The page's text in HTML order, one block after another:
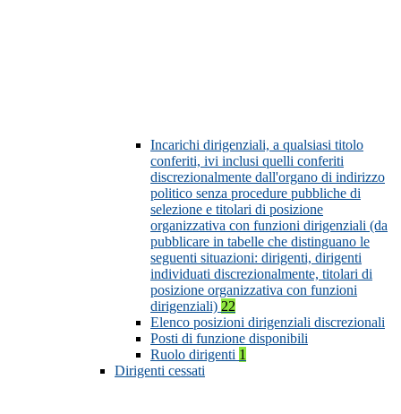
Incarichi dirigenziali, a qualsiasi titolo
conferiti, ivi inclusi quelli conferiti
discrezionalmente dall'organo di indirizzo
politico senza procedure pubbliche di
selezione e titolari di posizione
organizzativa con funzioni dirigenziali (da
pubblicare in tabelle che distinguano le
seguenti situazioni: dirigenti, dirigenti
individuati discrezionalmente, titolari di
posizione organizzativa con funzioni
dirigenziali) 22
Elenco posizioni dirigenziali discrezionali
Posti di funzione disponibili
Ruolo dirigenti 1
Dirigenti cessati